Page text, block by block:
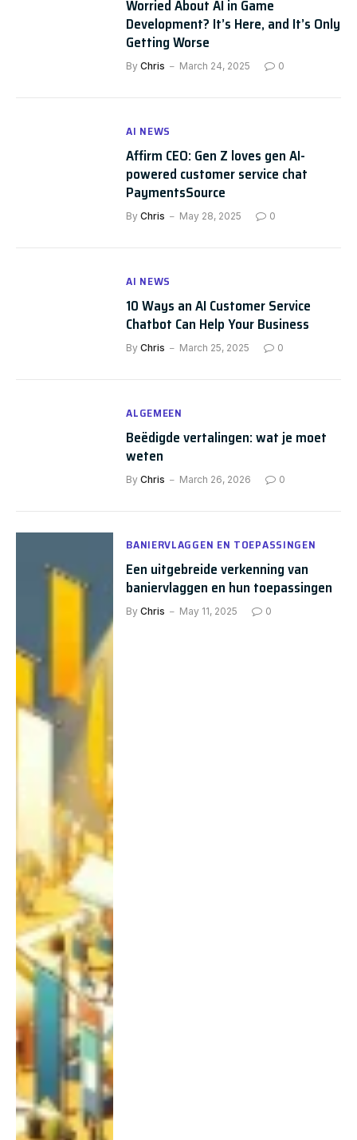
Worried About AI in Game
Development? It’s Here, and It’s Only
Getting Worse
By Chris March 24, 2025 0
AI NEWS
Affirm CEO: Gen Z loves gen AI-
powered customer service chat
PaymentsSource
By Chris May 28, 2025 0
AI NEWS
10 Ways an AI Customer Service
Chatbot Can Help Your Business
By Chris March 25, 2025 0
ALGEMEEN
Beëdigde vertalingen: wat je moet
weten
By Chris March 26, 2026 0
BANIERVLAGGEN EN TOEPASSINGEN
Een uitgebreide verkenning van
baniervlaggen en hun toepassingen
By Chris May 11, 2025 0